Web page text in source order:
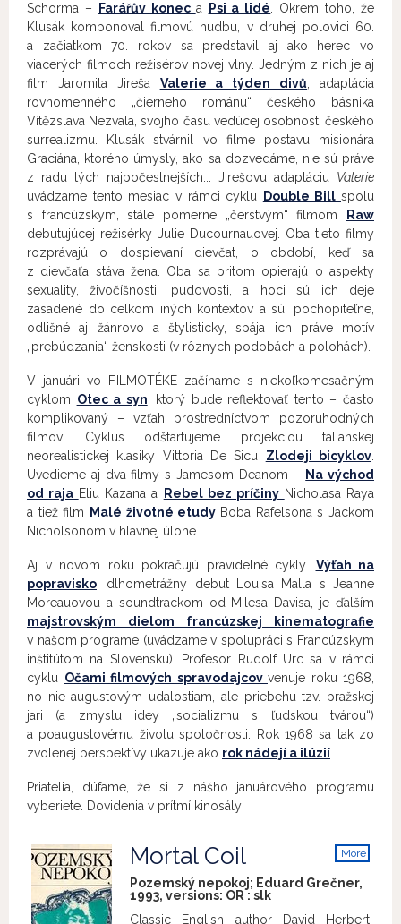
Schorma –
Farářův konec a Psi a lidé . Okrem toho, že
Klusák komponoval filmovú hudbu, v druhej polovici 60.
a začiatkom 70. rokov sa predstavil aj ako herec vo
viacerých filmoch režisérov novej vlny. Jedným z nich je aj
film Jaromila Jireša Valerie a týden divů , adaptácia
rovnomenného „čierneho románu“ českého básnika
Vítězslava Nezvala, svojho času vedúcej osobnosti českého
surrealizmu. Klusák stvárnil vo filme postavu misionára
Graciána, ktorého úmysly, ako sa dozvedáme, nie sú práve
z radu tých najpočestnejších... Jirešovu adaptáciu Valerie
uvádzame tento mesiac v rámci cyklu
Double Bill spolu
s francúzskym, stále pomerne „čerstvým“ filmom
Raw
debutujúcej režisérky Julie Ducournauovej. Oba tieto filmy
rozprávajú o dospievaní dievčat, o období, keď sa
z dievčaťa stáva žena. Oba sa pritom opierajú o aspekty
sexuality, živočíšnosti, pudovosti, a hoci sú ich deje
zasadené do celkom iných kontextov a sú, pochopiteľne,
odlišné aj žánrovo a štylisticky, spája ich práve motív
„prebúdzania“ ženskosti (v rôznych podobách a polohách).
V januári vo FILMOTÉKE začíname s niekoľkomesačným
cyklom Otec a syn , ktorý bude reflektovať tento – často
komplikovaný – vzťah prostredníctvom pozoruhodných
filmov. Cyklus odštartujeme projekciou talianskej
neorealistickej klasiky Vittoria De Sicu Zlodeji bicyklov
Uvedieme aj dva filmy s Jamesom Deanom – Na východ
od raja Eliu Kazana a Rebel bez príčiny Nicholasa Raya
a tiež film
Malé životné etudy Boba Rafelsona s Jackom
Nicholsonom v hlavnej úlohe.
Aj v novom roku pokračujú pravidelné cykly. Výťah na
popravisko , dlhometrážny debut Louisa Malla s Jeanne
Moreauovou a soundtrackom od Milesa Davisa, je ďalším
majstrovským dielom francúzskej kinematografie
v našom programe (uvádzame v spolupráci s Francúzskym
inštitútom na Slovensku). Profesor Rudolf Urc sa v rámci
cyklu Očami filmových spravodajcov venuje roku 1968,
no nie augustovým udalostiam, ale priebehu tzv. pražskej
jari (a zmyslu idey „socializmu s ľudskou tvárou“)
a poaugustovému životu spoločnosti. Rok 1968 sa tak zo
zvolenej perspektívy ukazuje ako rok nádejí a ilúzií
Priatelia, dúfame, že si z nášho januárového programu
vyberiete. Dovidenia v prítmí kinosály!
More
Mortal Coil
Pozemský nepokoj; Eduard Grečner,
1993, versions: OR : slk
Classic English author David Herbert